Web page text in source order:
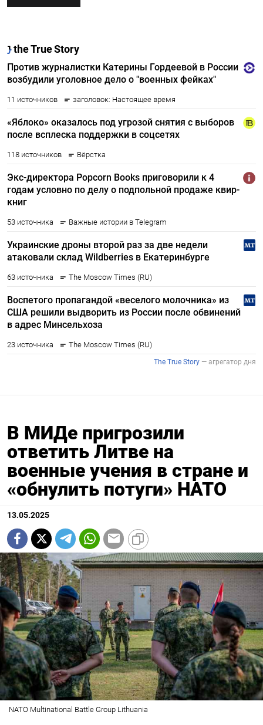
В МИДе пригрозили
ответить Литве на
военные учения в стране и
«обнулить потуги» НАТО
13.05.2025
NATO Multinational Battle Group Lithuania